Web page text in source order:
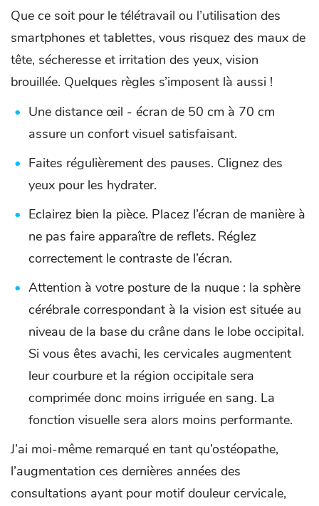
Que ce soit pour le télétravail ou l’utilisation des
smartphones et tablettes, vous risquez des maux de
tête, sécheresse et irritation des yeux, vision
brouillée. Quelques règles s’imposent là aussi !
Une distance œil - écran de 50 cm à 70 cm
assure un confort visuel satisfaisant.
Faites régulièrement des pauses. Clignez des
yeux pour les hydrater.
Eclairez bien la pièce. Placez l’écran de manière à
ne pas faire apparaître de reflets. Réglez
correctement le contraste de l’écran.
Attention à votre posture de la nuque : la sphère
cérébrale correspondant à la vision est située au
niveau de la base du crâne dans le lobe occipital.
Si vous êtes avachi, les cervicales augmentent
leur courbure et la région occipitale sera
comprimée donc moins irriguée en sang. La
fonction visuelle sera alors moins performante.
J’ai moi-même remarqué en tant qu’ostéopathe,
l’augmentation ces dernières années des
consultations ayant pour motif douleur cervicale,